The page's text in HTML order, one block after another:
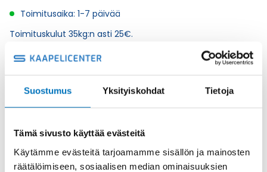
Suostumus Yksityiskohdat Tietoja
Tämä sivusto käyttää evästeitä
Käytämme evästeitä tarjoamamme sisällön ja mainosten
räätälöimiseen, sosiaalisen median ominaisuuksien
Toimitusaika: 1-7 päivää
Toimituskulut 35kg:n asti 25€.
Tuotenimi/Malli
Etim 7